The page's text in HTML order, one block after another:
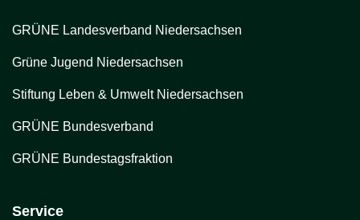
GRÜNE Landesverband Niedersachsen
Grüne Jugend Niedersachsen
Stiftung Leben & Umwelt Niedersachsen
GRÜNE Bundesverband
GRÜNE Bundestagsfraktion
Service